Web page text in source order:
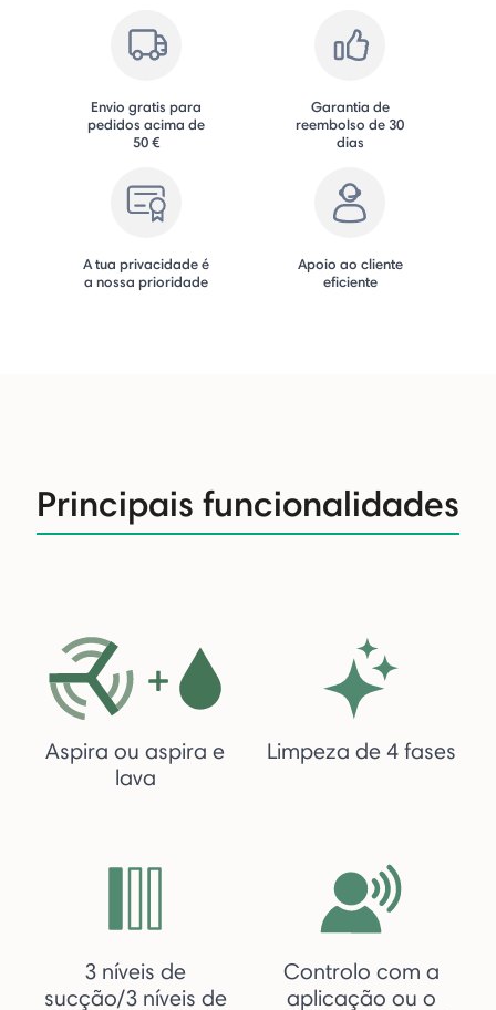
Envio gratis para
pedidos acima de
50 €
Garantia de
reembolso de 30
dias
A tua privacidade é
a nossa prioridade
Apoio ao cliente
eficiente
Principais funcionalidades
Aspira ou aspira e
lava
Limpeza de 4 fases
3 níveis de
sucção/3 níveis de
Controlo com a
aplicação ou o